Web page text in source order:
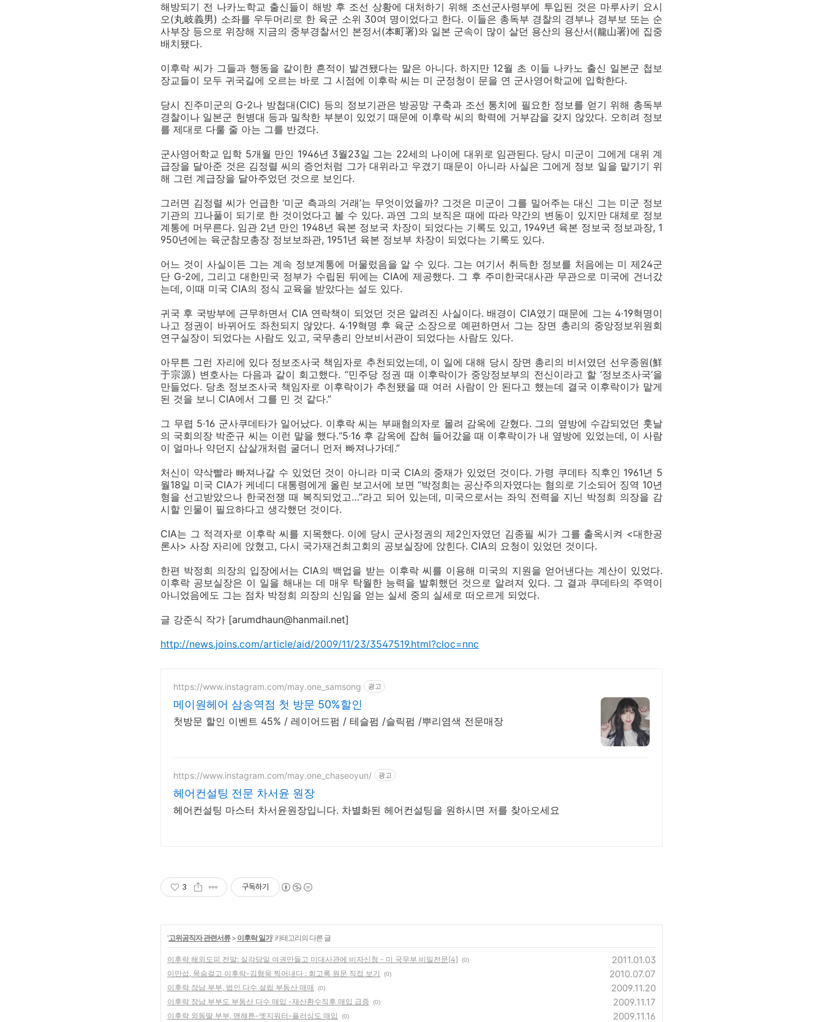
해방되기 전 나카노학교 출신들이 해방 후 조선 상황에 대처하기 위해 조선군사령부에 투입된 것은 마루사키 요시
오(丸岐義男) 소좌를 우두머리로 한 육군 소위 30여 명이었다고 한다. 이들은 총독부 경찰의 경부나 경부보 또는 순
사부장 등으로 위장해 지금의 중부경찰서인 본정서(本町署)와 일본 군속이 많이 살던 용산의 용산서(龍山署)에 집중
배치됐다.
이후락 씨가 그들과 행동을 같이한 흔적이 발견됐다는 말은 아니다. 하지만 12월 초 이들 나카노 출신 일본군 첩보
장교들이 모두 귀국길에 오르는 바로 그 시점에 이후락 씨는 미 군정청이 문을 연 군사영어학교에 입학한다.
당시 진주미군의 G-2나 방첩대(CIC) 등의 정보기관은 방공망 구축과 조선 통치에 필요한 정보를 얻기 위해 총독부
경찰이나 일본군 헌병대 등과 밀착한 부분이 있었기 때문에 이후락 씨의 학력에 거부감을 갖지 않았다. 오히려 정보
를 제대로 다룰 줄 아는 그를 반겼다.
군사영어학교 입학 5개월 만인 1946년 3월23일 그는 22세의 나이에 대위로 임관된다. 당시 미군이 그에게 대위 계
급장을 달아준 것은 김정렬 씨의 증언처럼 그가 대위라고 우겼기 때문이 아니라 사실은 그에게 정보 일을 맡기기 위
해 그런 계급장을 달아주었던 것으로 보인다.
그러면 김정렬 씨가 언급한 ‘미군 측과의 거래’는 무엇이었을까? 그것은 미군이 그를 밀어주는 대신 그는 미군 정보
기관의 끄나풀이 되기로 한 것이었다고 볼 수 있다. 과연 그의 보직은 때에 따라 약간의 변동이 있지만 대체로 정보
계통에 머무른다. 임관 2년 만인 1948년 육본 정보국 차장이 되었다는 기록도 있고, 1949년 육본 정보국 정보과장, 1
950년에는 육군참모총장 정보보좌관, 1951년 육본 정보부 차장이 되었다는 기록도 있다.
어느 것이 사실이든 그는 계속 정보계통에 머물렀음을 알 수 있다. 그는 여기서 취득한 정보를 처음에는 미 제24군
단 G-2에, 그리고 대한민국 정부가 수립된 뒤에는 CIA에 제공했다. 그 후 주미한국대사관 무관으로 미국에 건너갔
는데, 이때 미국 CIA의 정식 교육을 받았다는 설도 있다.
귀국 후 국방부에 근무하면서 CIA 연락책이 되었던 것은 알려진 사실이다. 배경이 CIA였기 때문에 그는 4·19혁명이
나고 정권이 바뀌어도 좌천되지 않았다. 4·19혁명 후 육군 소장으로 예편하면서 그는 장면 총리의 중앙정보위원회
연구실장이 되었다는 사람도 있고, 국무총리 안보비서관이 되었다는 사람도 있다.
아무튼 그런 자리에 있다 정보조사국 책임자로 추천되었는데, 이 일에 대해 당시 장면 총리의 비서였던 선우종원(鮮
于宗源) 변호사는 다음과 같이 회고했다. “민주당 정권 때 이후락이가 중앙정보부의 전신이라고 할 ‘정보조사국’을
만들었다. 당초 정보조사국 책임자로 이후락이가 추천됐을 때 여러 사람이 안 된다고 했는데 결국 이후락이가 맡게
된 것을 보니 CIA에서 그를 민 것 같다.”
그 무렵 5·16 군사쿠데타가 일어났다. 이후락 씨는 부패혐의자로 몰려 감옥에 갇혔다. 그의 옆방에 수감되었던 훗날
의 국회의장 박준규 씨는 이런 말을 했다.“5·16 후 감옥에 잡혀 들어갔을 때 이후락이가 내 옆방에 있었는데, 이 사람
이 얼마나 약던지 삽살개처럼 굴더니 먼저 빠져나가데.”
처신이 약삭빨라 빠져나갈 수 있었던 것이 아니라 미국 CIA의 중재가 있었던 것이다. 가령 쿠데타 직후인 1961년 5
월18일 미국 CIA가 케네디 대통령에게 올린 보고서에 보면 “박정희는 공산주의자였다는 혐의로 기소되어 징역 10년
형을 선고받았으나 한국전쟁 때 복직되었고…”라고 되어 있는데, 미국으로서는 좌익 전력을 지닌 박정희 의장을 감
시할 인물이 필요하다고 생각했던 것이다.
CIA는 그 적격자로 이후락 씨를 지목했다. 이에 당시 군사정권의 제2인자였던 김종필 씨가 그를 출옥시켜 <대한공
론사> 사장 자리에 앉혔고, 다시 국가재건최고회의 공보실장에 앉힌다. CIA의 요청이 있었던 것이다.
한편 박정희 의장의 입장에서는 CIA의 백업을 받는 이후락 씨를 이용해 미국의 지원을 얻어낸다는 계산이 있었다.
이후락 공보실장은 이 일을 해내는 데 매우 탁월한 능력을 발휘했던 것으로 알려져 있다. 그 결과 쿠데타의 주역이
아니었음에도 그는 점차 박정희 의장의 신임을 얻는 실세 중의 실세로 떠오르게 되었다.
글 강준식 작가 [arumdhaun@hanmail.net]
http://news.joins.com/article/aid/2009/11/23/3547519.html?cloc=nnc
https://www.instagram.com/may.one_samsong 광고
메이원헤어 삼송역점 첫 방문 50%할인
첫방문 할인 이벤트 45% / 레이어드펌 / 테슬펌 /슬릭펌 /뿌리염색 전문매장
https://www.instagram.com/may.one_chaseoyun/ 광고
헤어컨설팅 전문 차서윤 원장
헤어컨설팅 마스터 차서윤원장입니다. 차별화된 헤어컨설팅을 원하시면 저를 찾아오세요
3 구독하기
'고위공직자 관련서류> 이후락 일가' 카테고리의 다른 글
이후락 해외도피 전말: 실각당일 여권만들고 미대사관에 비자신청 - 미 국무부 비밀전문[4] (0) 2011.01.03
이만섭, 목숨걸고 이후락-김형욱 찍어내다 : 회고록 원문 직접 보기 (0) 2010.07.07
이후락 장남 부부, 법인 다수 설립 부동산 매매 (0) 2009.11.20
이후락 장남 부부도 부동산 다수 매입 -재산환수직후 매입 급증 (0) 2009.11.17
이후락 외동딸 부부, 맨해튼-엣지워터-플러싱도 매입 (0) 2009.11.16